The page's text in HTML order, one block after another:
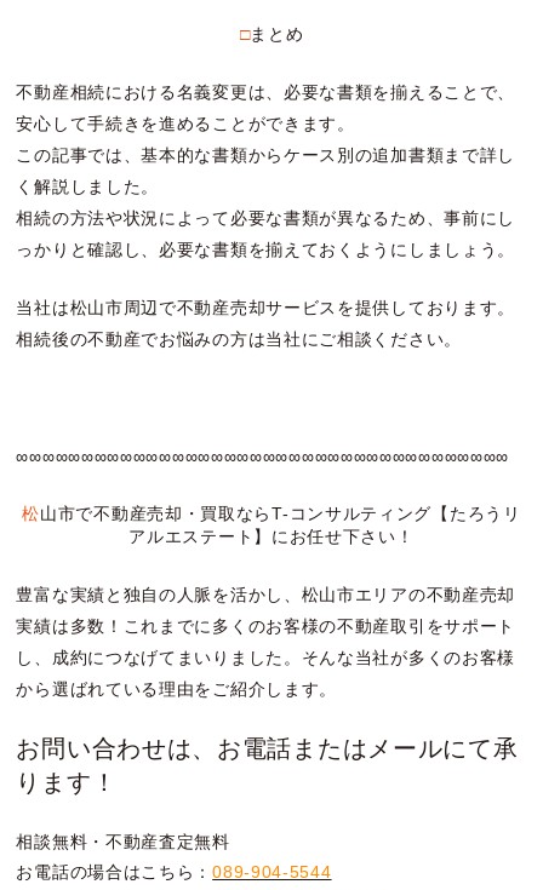
□まとめ
不動産相続における名義変更は、必要な書類を揃えることで、
安心して手続きを進めることができます。
この記事では、基本的な書類からケース別の追加書類まで詳し
く解説しました。
相続の方法や状況によって必要な書類が異なるため、事前にし
っかりと確認し、必要な書類を揃えておくようにしましょう。
当社は松山市周辺で不動産売却サービスを提供しております。
相続後の不動産でお悩みの方は当社にご相談ください。
∞∞∞∞∞∞∞∞∞∞∞∞∞∞∞∞∞∞∞∞∞∞∞∞∞∞∞∞∞∞∞∞∞∞∞∞∞∞
松山市で不動産売却・買取ならT-コンサルティング【たろうリ
アルエステート】にお任せ下さい！
豊富な実績と独自の人脈を活かし、松山市エリアの不動産売却
実績は多数！これまでに多くのお客様の不動産取引をサポート
し、成約につなげてまいりました。そんな当社が多くのお客様
から選ばれている理由をご紹介します。
お問い合わせは、お電話またはメールにて承
ります！
相談無料・不動産査定無料
お電話の場合はこちら：089-904-5544